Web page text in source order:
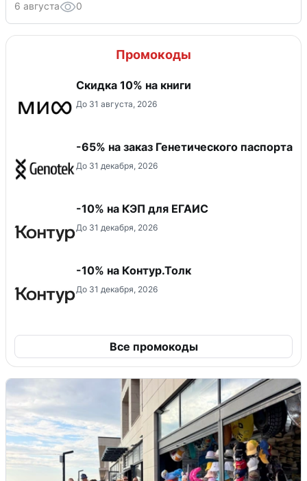
6 августа 0
Промокоды
Скидка 10% на книги
До 31 августа, 2026
-65% на заказ Генетического паспорта
До 31 декабря, 2026
-10% на КЭП для ЕГАИС
До 31 декабря, 2026
-10% на Контур.Толк
До 31 декабря, 2026
Все промокоды